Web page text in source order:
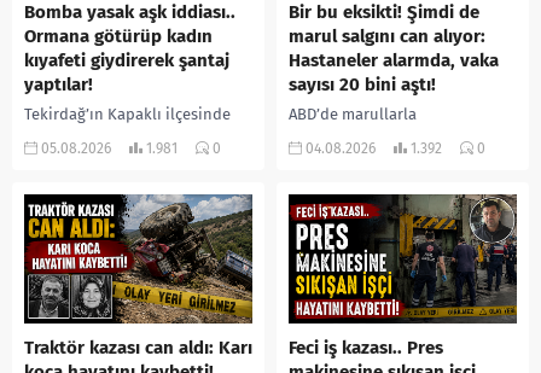
Bomba yasak aşk iddiası..
Ormana götürüp kadın
kıyafeti giydirerek şantaj
yaptılar!
Tekirdağ’ın Kapaklı ilçesinde
bir kişiyi, arkadaşının eşiyle
kadın kıyafetleri giydirdiği,
özür videosu çektirip...
05.08.2026 1.981 0
Bir bu eksikti! Şimdi de
marul salgını can alıyor:
Hastaneler alarmda, vaka
sayısı 20 bini aştı!
ABD’de marullarla
ilişkilendirilen siklospora
salgında vaka sayısının 20 bini
aştığı belirtilirken, sağlık...
04.08.2026 1.392 0
Traktör kazası can aldı: Karı
Feci iş kazası.. Pres